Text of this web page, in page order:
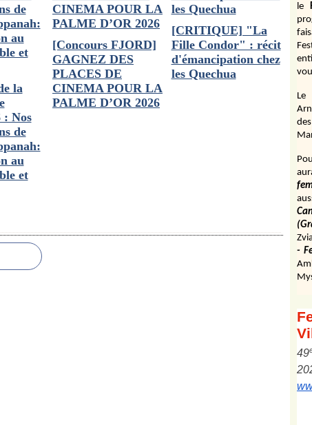
la
: Nos
de
au
et
[Concours FJORD]
GAGNEZ DES
PLACES DE
CINEMA POUR LA
PALME D’OR 2026
[CRITIQUE] "La
Fille Condor" : récit
d'émancipation chez
les Quechua
le
-
49